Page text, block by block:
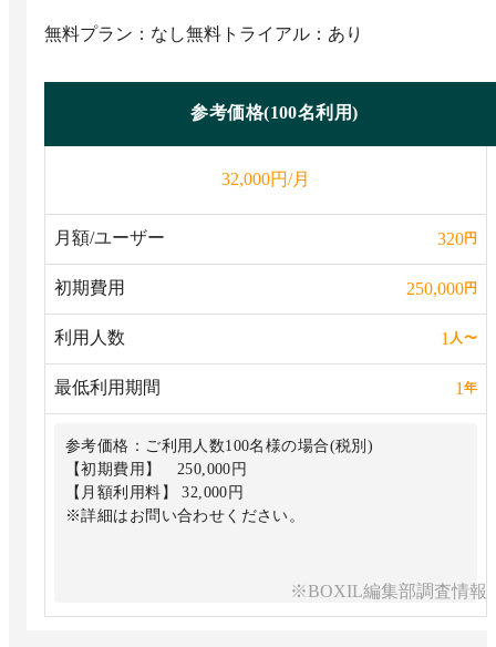
無料プラン：なし無料トライアル：あり
参考価格(100名利用)
32,000円/月
月額/ユーザー 320円
初期費用 250,000円
利用人数 1人〜
最低利用期間 1 年
参考価格：ご利用人数100名様の場合(税別)
【初期費用】 250,000円
【月額利用料】 32,000円
※詳細はお問い合わせください。
※BOXIL編集部調査情報